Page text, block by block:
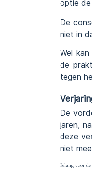
optie
De
niet in
Wel
de
tegen
De
jaren,
deze
niet
Belang voor